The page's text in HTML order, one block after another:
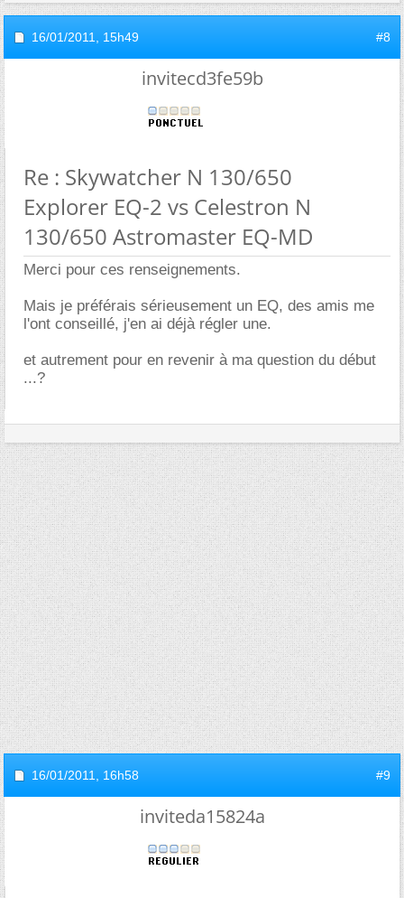
16/01/2011, 15h49 #8
invitecd3fe59b
Re : Skywatcher N 130/650
Explorer EQ-2 vs Celestron N
130/650 Astromaster EQ-MD
Merci pour ces renseignements.
Mais je préférais sérieusement un EQ, des amis me
l'ont conseillé, j'en ai déjà régler une.
et autrement pour en revenir à ma question du début
...?
16/01/2011, 16h58 #9
inviteda15824a